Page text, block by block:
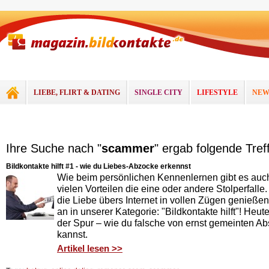
LIEBE, FLIRT & DATING SINGLE CITY LIFESTYLE
Ihre Suche nach "scammer" ergab folgende
Bildkontakte hilft #1 - wie du Liebes-Abzocke erkennst
Wie beim persönlichen Kennenlernen gibt es
vielen Vorteilen die eine oder andere
die Liebe übers Internet in vollen Zügen
an in unserer Kategorie: "Bildkontakte hilft"!
der Spur – wie du falsche von ernst gemeinten
kannst.
Artikel lesen >>